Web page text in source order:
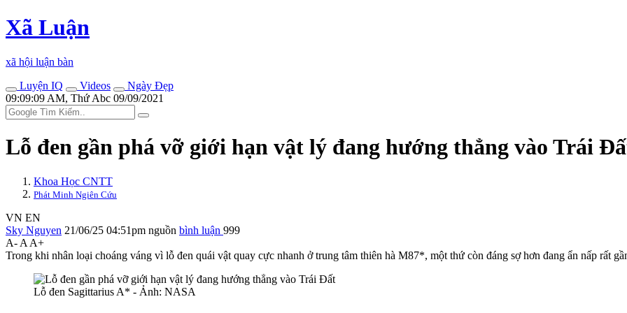
Xã Luận
xã hội luận bàn
Luyện IQ
Videos
Ngày Đẹp
09:09:09 AM, Thứ Abc 09/09/2021
Lỗ đen gần phá vỡ giới hạn vật lý đang hướng thẳng vào Trái
Khoa Học CNTT
Phát Minh Ngiên Cứu
VN EN
Sky Nguyen 21/06/25 04:51pm nguồn bình luận 999
A- A A+
Trong khi nhân loại choáng váng vì lỗ đen quái vật quay cực nhanh ở trung tâm thiên hà M87*, một thứ còn đáng sợ hơn đang ẩn nấp rất
Lỗ đen Sagittarius A* - Ảnh: NASA